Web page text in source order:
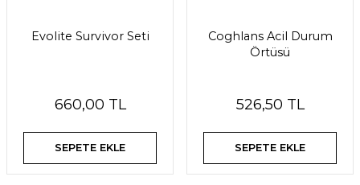
Evolite Survivor Seti
660,00 TL
SEPETE EKLE
Coghlans Acil Durum
Örtüsü
526,50 TL
SEPETE EKLE